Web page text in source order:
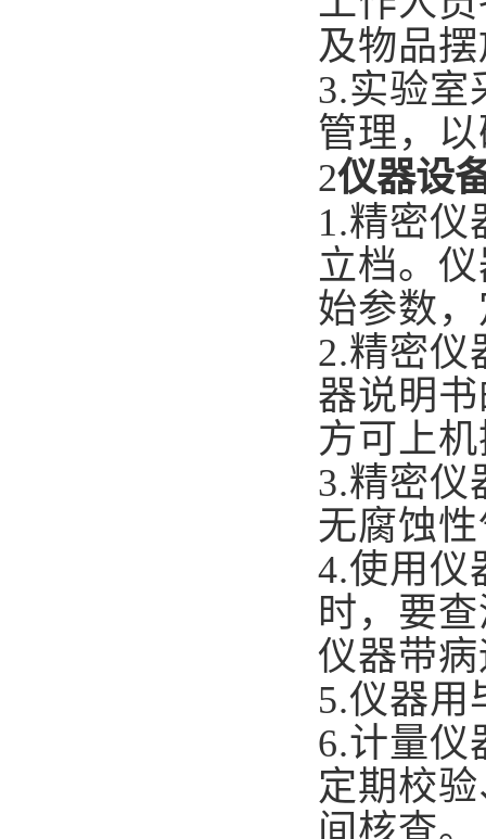
及物品
3.实验室
管理，
2仪器设
1.精密仪
立档。
始参数
2.精密仪
器说明
方可上
3.精密仪
无腐蚀
4.使用仪
时，要
仪器带
5.仪器用
6.计量仪
定期校